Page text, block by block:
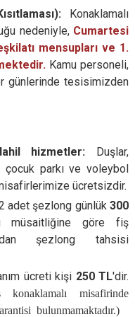
Konaklamalı
nedeniyle, Cumartesi
mensupları ve 1.
Kamu personeli,
günlerinde tesisimizden
hizmetler: Duşlar,
çocuk parkı ve voleybol
ücretsizdir.
adet şezlong günlük300
müsaitliğine göre fiş
şezlong tahsisi
ücreti kişi 250 TL'dir.
misafirinde
bulunmamaktadır.)